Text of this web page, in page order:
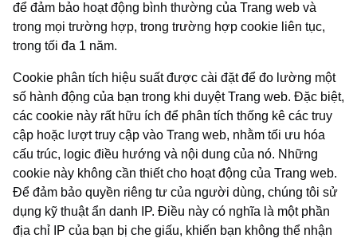
để đảm bảo hoạt động bình thường của Trang web và
trong mọi trường hợp, trong trường hợp cookie liên tục,
trong tối đa 1 năm.
Cookie phân tích hiệu suất được cài đặt để đo lường một
số hành động của bạn trong khi duyệt Trang web. Đặc biệt,
các cookie này rất hữu ích để phân tích thống kê các truy
cập hoặc lượt truy cập vào Trang web, nhằm tối ưu hóa
cấu trúc, logic điều hướng và nội dung của nó. Những
cookie này không cần thiết cho hoạt động của Trang web.
Để đảm bảo quyền riêng tư của người dùng, chúng tôi sử
dụng kỹ thuật ẩn danh IP. Điều này có nghĩa là một phần
địa chỉ IP của bạn bị che giấu, khiến bạn không thể nhận